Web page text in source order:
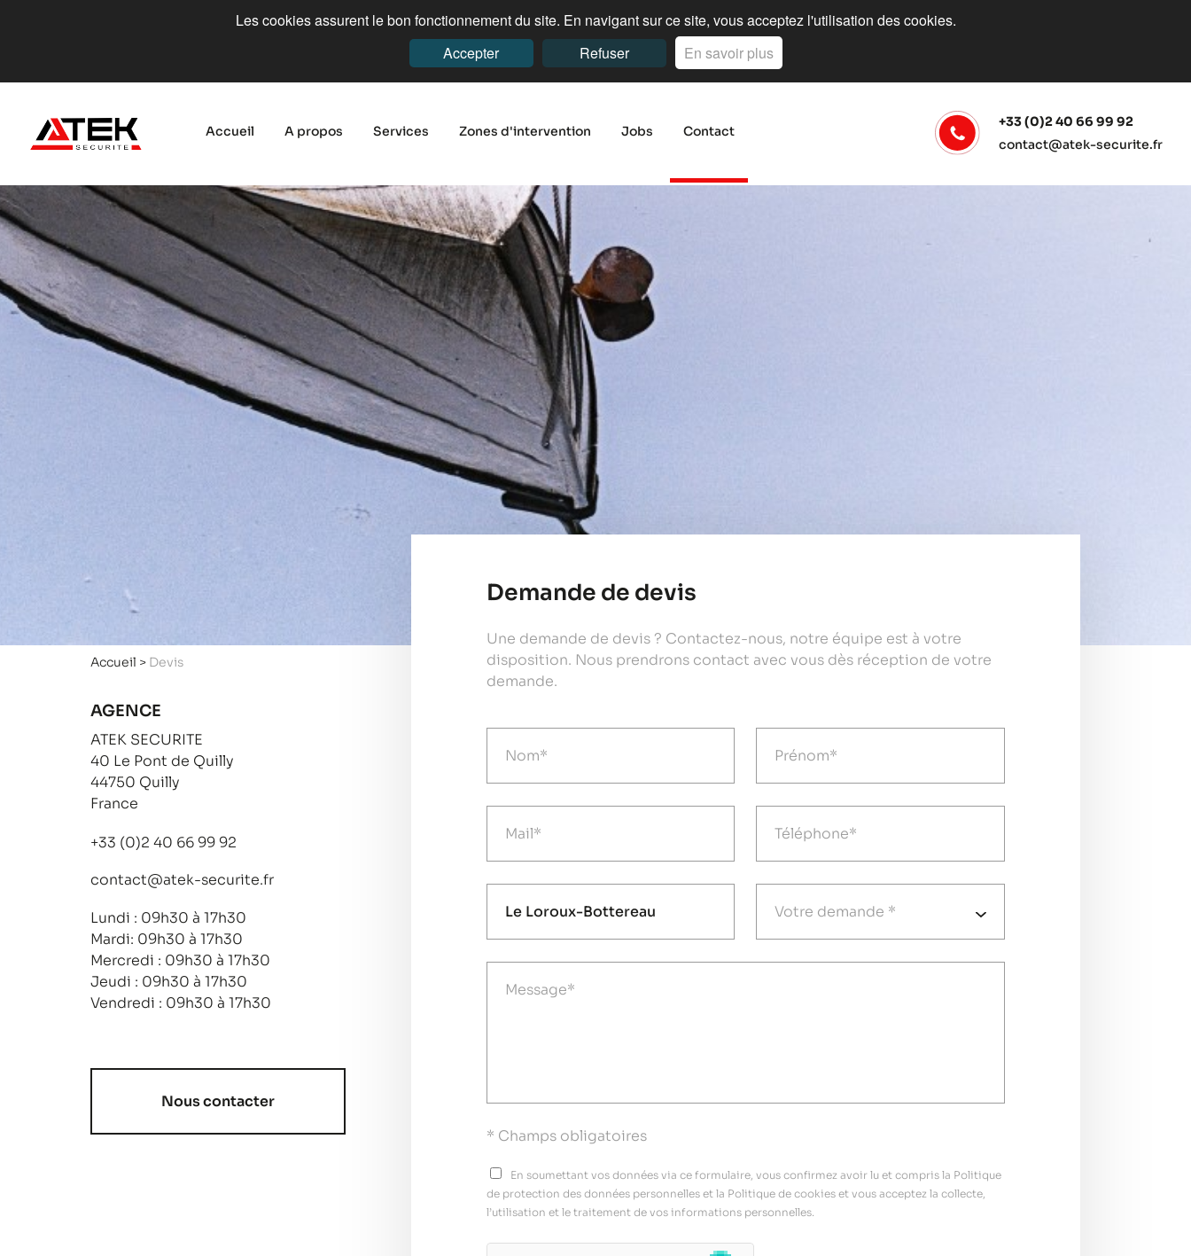
Les cookies assurent le bon fonctionnement du site. En navigant sur ce site, vous acceptez l'utilisation des cookies.
Accepter
Refuser En savoir plus
Accueil A propos Services Zones d'intervention Jobs Contact
+33 (0)2 40 66 99 92
contact@atek-securite.fr
Accueil > Devis
AGENCE
ATEK SECURITE
40 Le Pont de Quilly
44750 Quilly
France
+33 (0)2 40 66 99 92
contact@atek-securite.fr
Lundi : 09h30 à 17h30
Mardi: 09h30 à 17h30
Mercredi : 09h30 à 17h30
Jeudi : 09h30 à 17h30
Vendredi : 09h30 à 17h30
Nous contacter
Demande de devis
Une demande de devis ? Contactez-nous, notre équipe est à votre
disposition. Nous prendrons contact avec vous dès réception de votre
demande.
* Champs obligatoires
En soumettant vos données via ce formulaire, vous confirmez avoir lu et compris la Politique
de protection des données personnelles et la Politique de cookies et vous acceptez la collecte,
l’utilisation et le traitement de vos informations personnelles.